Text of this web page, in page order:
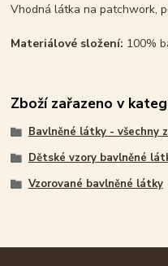
Vhodná látka na patchwork,
Materiálové složení: 100%
Zboží zařazeno v
Bavlněné látky - všechny
Dětské vzory bavlněné
Vzorované bavlněné látky